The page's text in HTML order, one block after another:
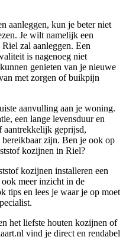
aanleggen, kun je beter niet
Je wilt namelijk een
zal aanleggen. Een
is nagenoeg niet
genieten van je nieuwe
met zorgen of buikpijn
aanvulling aan je woning.
een lange levensduur en
aantrekkelijk geprijsd,
zijn. Ben je ook op
kozijnen in Riel?
kozijnen installeren een
meer inzicht in de
tips en lees je waar je op moet
het liefste houten kozijnen of
vind je direct en rendabel